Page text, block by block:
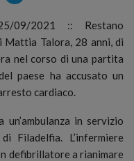
09/2021 :: Restano
Talora, 28 anni, di
nel corso di una partita
paese ha accusato un
cardiaco.
in servizio
Filadelfia. L’infermiere
defibrillatore a rianimare